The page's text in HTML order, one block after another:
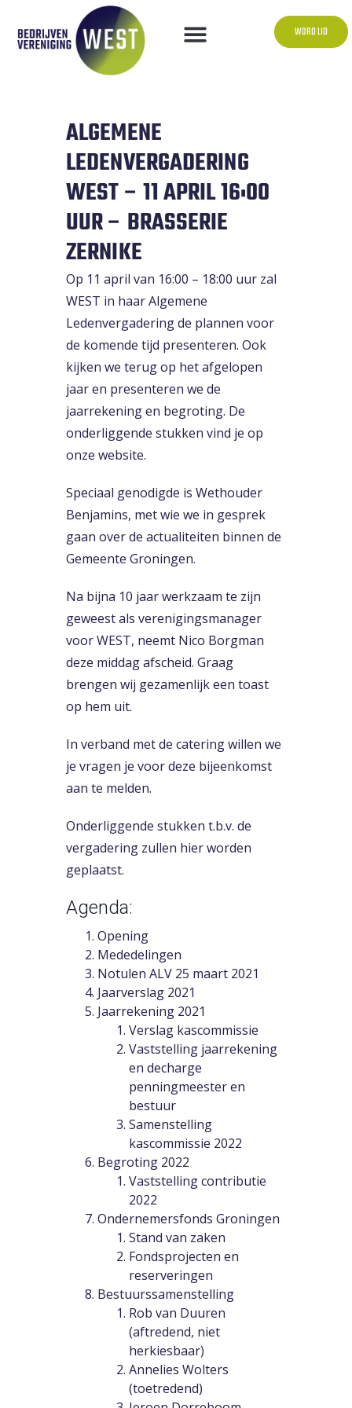
WORD LID
ALGEMENE
LEDENVERGADERING
WEST – 11 APRIL 16:00
UUR – BRASSERIE
ZERNIKE
Op 11 april van 16:00 – 18:00 uur zal
WEST in haar Algemene
Ledenvergadering de plannen voor
de komende tijd presenteren. Ook
kijken we terug op het afgelopen
jaar en presenteren we de
jaarrekening en begroting. De
onderliggende stukken vind je op
onze website.
Speciaal genodigde is Wethouder
Benjamins, met wie we in gesprek
gaan over de actualiteiten binnen de
Gemeente Groningen.
Na bijna 10 jaar werkzaam te zijn
geweest als verenigingsmanager
voor WEST, neemt Nico Borgman
deze middag afscheid. Graag
brengen wij gezamenlijk een toast
op hem uit.
In verband met de catering willen we
je vragen je voor deze bijeenkomst
aan te melden.
Onderliggende stukken t.b.v. de
vergadering zullen hierworden
geplaatst.
Agenda:
Opening
Mededelingen
Notulen ALV 25 maart 2021
Jaarverslag 2021
Jaarrekening 2021
Verslag kascommissie
Vaststelling jaarrekening
en decharge
penningmeester en
bestuur
Samenstelling
kascommissie 2022
Begroting 2022
Vaststelling contributie
2022
Ondernemersfonds Groningen
Stand van zaken
Fondsprojecten en
reserveringen
Bestuurssamenstelling
Rob van Duuren
(aftredend, niet
herkiesbaar)
Annelies Wolters
(toetredend)